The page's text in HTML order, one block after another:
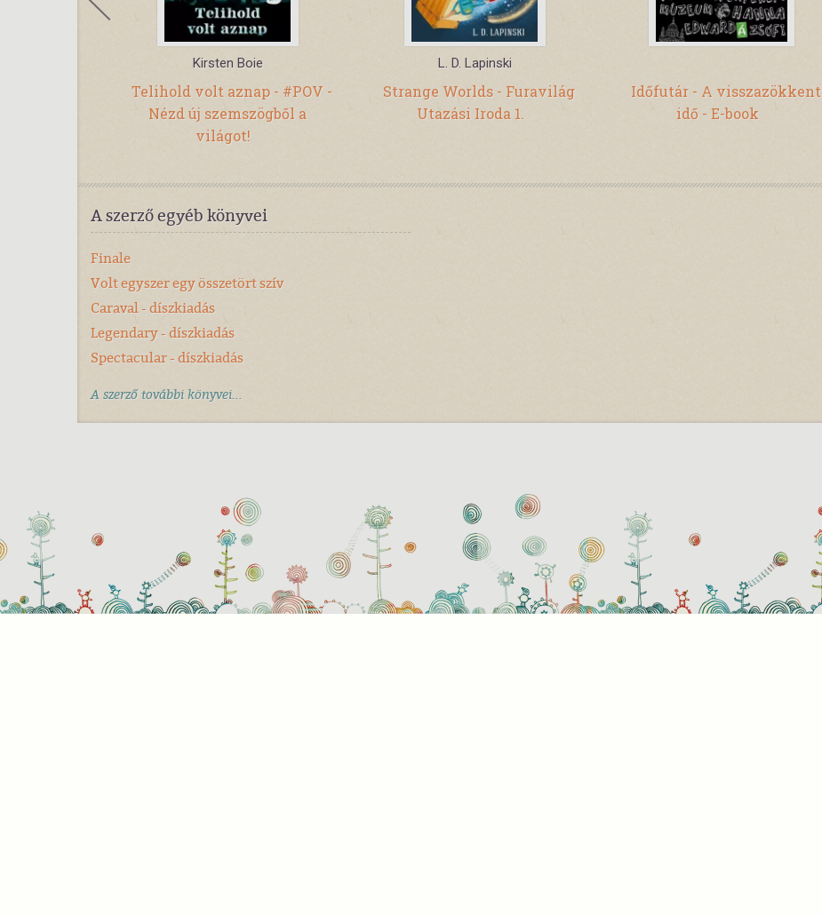
Kirsten Boie
Telihold volt aznap - #POV -
Nézd új szemszögből a
világot!
L. D. Lapinski
Strange Worlds - Furavilág
Utazási Iroda 1.
Időfutár - A visszazökkent
idő - E-book
A szerző egyéb könyvei
Finale
Volt egyszer egy összetört szív
Caraval - díszkiadás
Legendary - díszkiadás
Spectacular - díszkiadás
A szerző további könyvei...